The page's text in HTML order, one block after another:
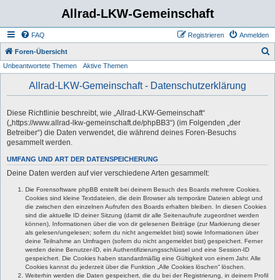
Allrad-LKW-Gemeinschaft
FAQ Anmelden
Registrieren
Foren-Übersicht
Unbeantwortete Themen Aktive Themen
Allrad-LKW-Gemeinschaft - Datenschutzerklärung
Diese Richtlinie beschreibt, wie „Allrad-LKW-Gemeinschaft“
(„https://www.allrad-lkw-gemeinschaft.de/phpBB3“) (im Folgenden „der
Betreiber“) die Daten verwendet, die während deines Foren-Besuchs
gesammelt werden.
UMFANG UND ART DER DATENSPEICHERUNG
Deine Daten werden auf vier verschiedene Arten gesammelt:
Die Forensoftware phpBB erstellt bei deinem Besuch des Boards mehrere Cookies.
Cookies sind kleine Textdateien, die dein Browser als temporäre Dateien ablegt und
die zwischen den einzelnen Aufrufen des Boards erhalten bleiben. In diesen Cookies
sind die aktuelle ID deiner Sitzung (damit dir alle Seitenaufrufe zugeordnet werden
können), Informationen über die von dir gelesenen Beiträge (zur Markierung dieser
als gelesen/ungelesen; sofern du nicht angemeldet bist) sowie Informationen über
deine Teilnahme an Umfragen (sofern du nicht angemeldet bist) gespeichert. Ferner
werden deine Benutzer-ID, ein Authentifizierungsschlüssel und eine Session-ID
gespeichert. Die Cookies haben standardmäßig eine Gültigkeit von einem Jahr. Alle
Cookies kannst du jederzeit über die Funktion „Alle Cookies löschen“ löschen.
Weiterhin werden die Daten gespeichert, die du bei der Registrierung, in deinem Profil